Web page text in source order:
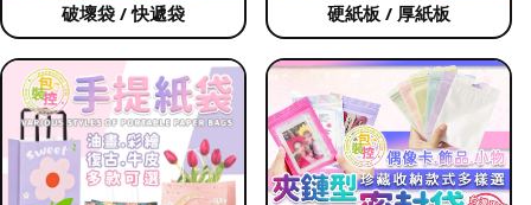
破壞袋 / 快遞袋 硬紙板 / 厚紙板